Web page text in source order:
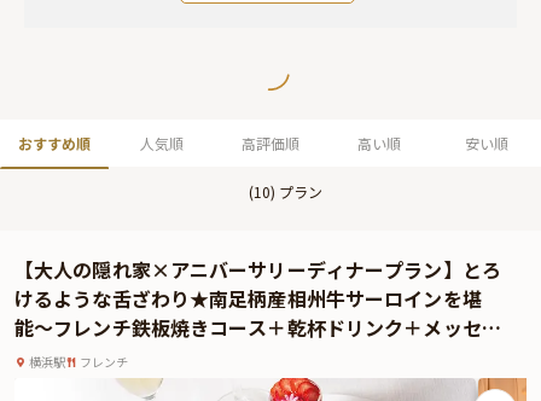
おすすめ順 人気順 高評価順 高い順 安い順
(10) プラン
【大人の隠れ家×アニバーサリーディナープラン】とろ
けるような舌ざわり★南足柄産相州牛サーロインを堪
能〜フレンチ鉄板焼きコース＋乾杯ドリンク＋メッセー
ジ付きデザートプレート★元町・中華街駅徒歩1分 / ロー
ズホテル横浜
横浜駅 フレンチ